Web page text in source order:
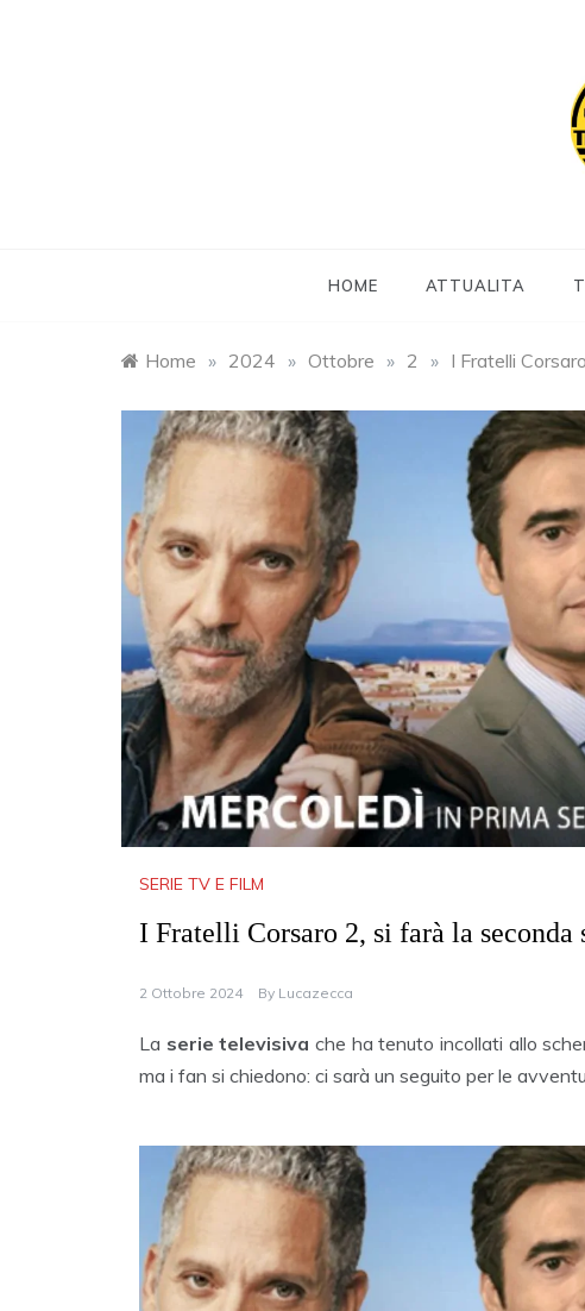
HOME ATTUALITA
Home » 2024 » Ottobre » 2 » I Fratelli
SERIE TV E FILM
I Fratelli Corsaro 2, si farà la seconda
2 Ottobre 2024 By Lucazecca
La serie televisiva che ha tenuto incollati allo
ma i fan si chiedono: ci sarà un seguito per le